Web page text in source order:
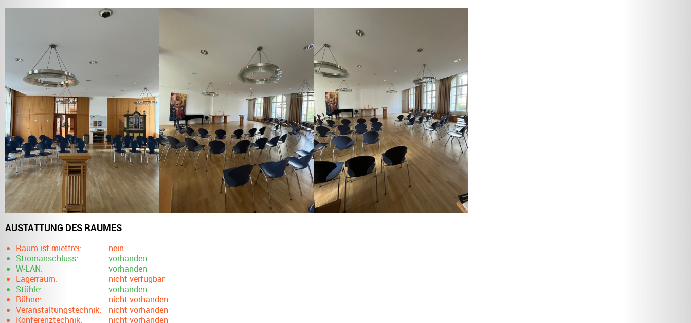
AUSTATTUNG DES RAUMES
Raum ist mietfrei:
nein
Stromanschluss:
vorhanden
W-LAN:
vorhanden
Lagerraum:
nicht verfügbar
Stühle:
vorhanden
Bühne:
nicht vorhanden
Veranstaltungstechnik:
nicht vorhanden
Konferenztechnik:
nicht vorhanden